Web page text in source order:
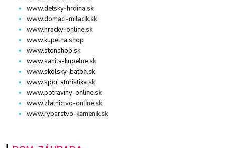
www.detsky-hrdina.sk
www.domaci-milacik.sk
www.hracky-online.sk
www.kupelna.shop
www.stonshop.sk
www.sanita-kupelne.sk
www.skolsky-batoh.sk
www.sportaturistika.sk
www.potraviny-online.sk
www.zlatnictvo-online.sk
www.rybarstvo-kamenik.sk